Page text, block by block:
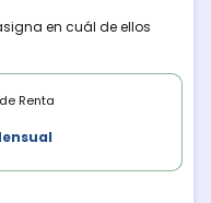
en cuál de ellos
Renta